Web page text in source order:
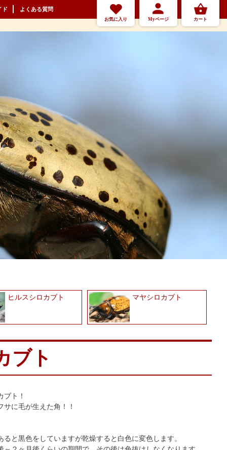
ド よくある質問
お気に入り Myページ カート
ヒルスシロカブト マヤシロカブト
ブト
ト！
に毛が生えた角！！
と黒色をしていますが乾燥すると白色に変色します。